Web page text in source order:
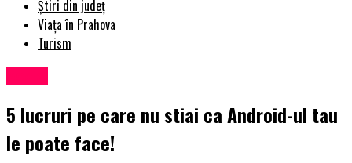
Știri din județ
Viața în Prahova
Turism
5 lucruri pe care nu stiai ca Android-ul tau
le poate face!